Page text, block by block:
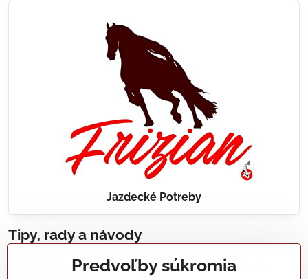
Jazdecké Potreby
Tipy, rady a návody
Realizácie záhradných jazierok, bazénov, fontán,
Predvoľby súkromia